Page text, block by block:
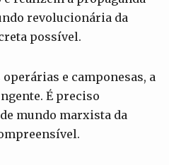
revolucionária da
possível.
e camponesas, a
É preciso
mundo marxista da